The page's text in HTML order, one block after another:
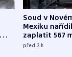
Soud v
Mexiku
zaplatit 567
dolarů kvůli
před 2h